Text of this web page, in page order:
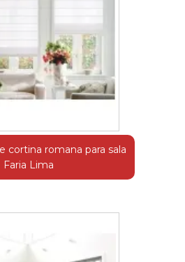
cortina romana para sala
Faria Lima